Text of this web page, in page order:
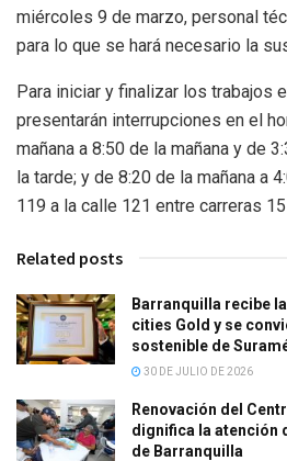
miércoles 9 de marzo, personal
para lo que se hará necesario la
Para iniciar y finalizar los trabajos
presentarán interrupciones en el
mañana a 8:50 de la mañana y de
la tarde; y de 8:20 de la mañana a
119 a la calle 121 entre carreras
Related posts
Barranquilla recibe
cities Gold y se
sostenible de
30 DE JULIO DE 2026
Renovación del
dignifica la atención
de Barranquilla